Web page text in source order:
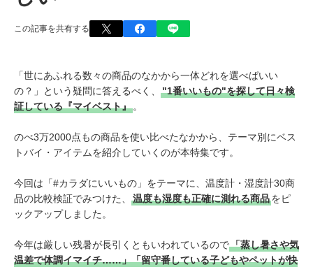
この記事を共有する
「世にあふれる数々の商品のなかから一体どれを選べばいい
の？」という疑問に答えるべく、
"1番いいもの"を探して日々検
証している『マイベスト』。
のべ3万2000点もの商品を使い比べたなかから、テーマ別にベス
トバイ・アイテムを紹介していくのが本特集です。
今回は「#カラダにいいもの」をテーマに、温度計・湿度計30商
品の比較検証でみつけた、
温度も湿度も正確に測れる商品をピ
ックアップしました。
今年は厳しい残暑が長引くともいわれているので「蒸し暑さや気
温差で体調イマイチ……」「留守番している子どもやペットが快